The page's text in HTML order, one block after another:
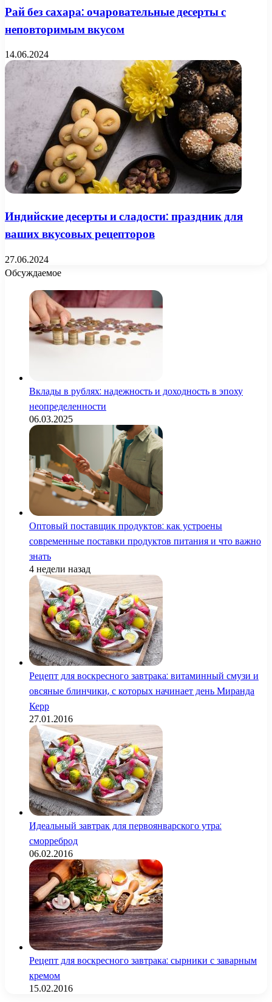
Рай без сахара: очаровательные десерты с
неповторимым вкусом
14.06.2024
Индийские десерты и сладости: праздник для
ваших вкусовых рецепторов
27.06.2024
Обсуждаемое
Вклады в рублях: надежность и доходность в эпоху
неопределенности
06.03.2025
Оптовый поставщик продуктов: как устроены
современные поставки продуктов питания и что важно
знать
4 недели назад
Рецепт для воскресного завтрака: витаминный смузи и
овсяные блинчики, с которых начинает день Миранда
Керр
27.01.2016
Идеальный завтрак для первоянварского утра:
сморреброд
06.02.2016
Рецепт для воскресного завтрака: сырники с заварным
кремом
15.02.2016